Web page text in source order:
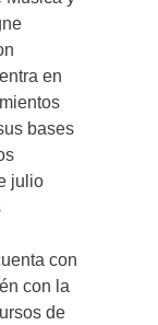
en
bases
julio
con
con la
de